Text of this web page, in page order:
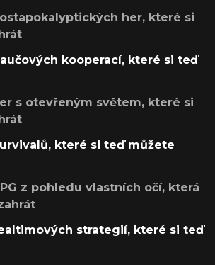
her, které si
kooperací, které si teď
s otevřeným světem, které si
které si teď můžete
z pohledu vlastních očí, která
strategií, které si teď